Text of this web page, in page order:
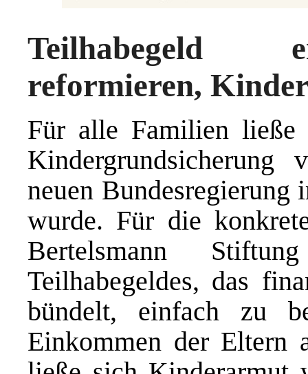
Teilhabegeld
reformieren,
Für alle Familien
neuen
wurde. Für die
Bertelsmann
Teilhabegeldes, das
bündelt, einfach zu
Einkommen der Eltern